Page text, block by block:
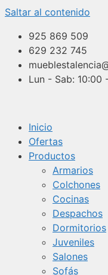
Saltar al contenido
925 869 509
629 232 745
Lun - Sab: 10:00
Inicio
Ofertas
Productos
Armarios
Colchones
Cocinas
Despachos
Dormitorios
Juveniles
Salones
Sofás